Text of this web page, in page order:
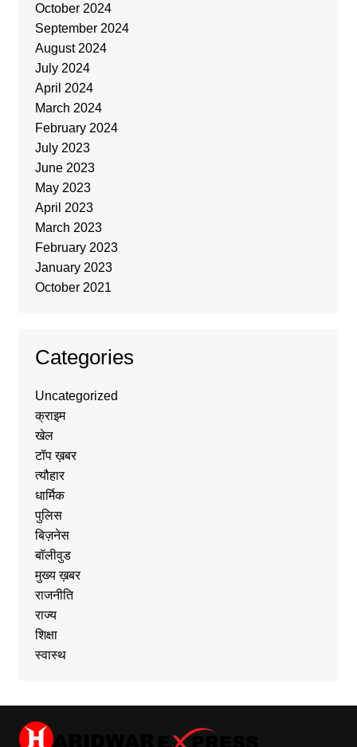
October 2024
September 2024
August 2024
July 2024
April 2024
March 2024
February 2024
July 2023
June 2023
May 2023
April 2023
March 2023
February 2023
January 2023
October 2021
Categories
Uncategorized
क्राइम
खेल
टॉप ख़बर
त्यौहार
धार्मिक
पुलिस
बिज़नेस
बॉलीवुड
मुख्य ख़बर
राजनीति
राज्य
शिक्षा
स्वास्थ